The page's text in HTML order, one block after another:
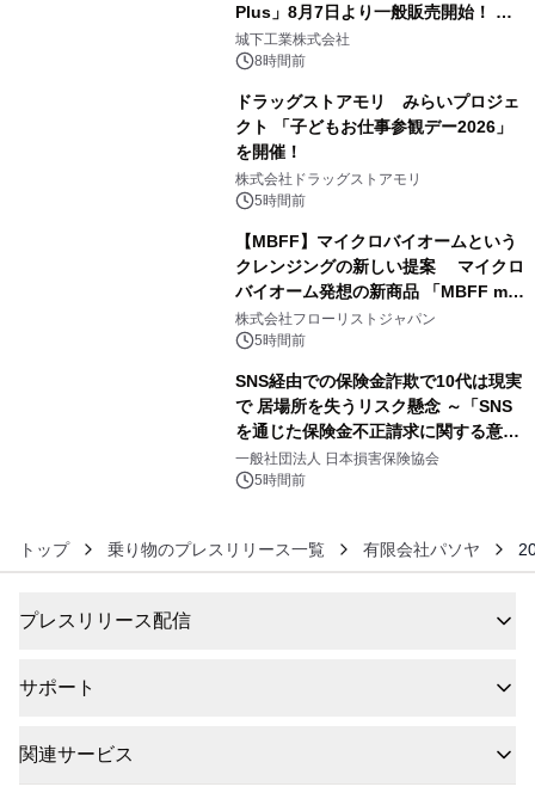
Plus」8月7日より一般販売開始！ ケ
ーブル1本つなぐだけ、テレビの音が
ぐっと豊かに
城下工業株式会社
8時間前
ドラッグストアモリ みらいプロジェ
クト 「子どもお仕事参観デー2026」
を開催！
株式会社ドラッグストアモリ
5時間前
【MBFF】マイクロバイオームという
クレンジングの新しい提案 マイクロ
バイオーム発想の新商品 「MBFF mb
クレンジングPRO」を2026年8月6日
発売
株式会社フローリストジャパン
5時間前
SNS経由での保険金詐欺で10代は現実
で 居場所を失うリスク懸念 ～「SNS
を通じた保険金不正請求に関する意識
調査」を実施、 認知度の低さも浮き彫
りに～
一般社団法人 日本損害保険協会
5時間前
トップ 乗り物のプレスリリース一覧 有限会社パソヤ
プレスリリース配信
サポート
関連サービス